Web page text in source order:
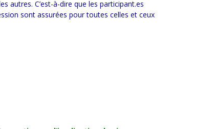
autres. C’est-à-dire que les participant.es
sont assurées pour toutes celles et ceux